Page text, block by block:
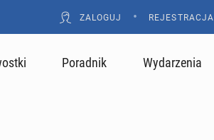
ZALOGUJ • REJESTRACJA
Poradnik Wydarzenia